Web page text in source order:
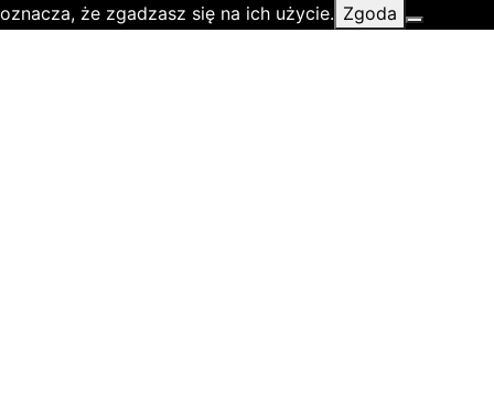
oznacza, że zgadzasz się na ich użycie. Zgoda